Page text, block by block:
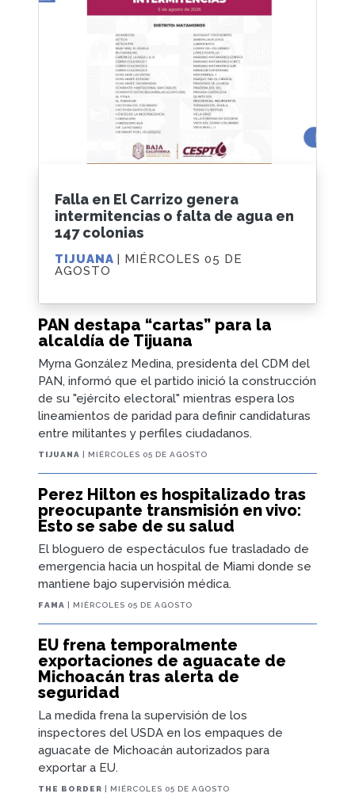
PAN destapa “cartas” para la
alcaldía de Tijuana
Myrna González Medina, presidenta del CDM del
PAN, informó que el partido inició la construcción
de su "ejército electoral" mientras espera los
lineamientos de paridad para definir candidaturas
entre militantes y perfiles ciudadanos.
TIJUANA | MIÉRCOLES 05 DE AGOSTO
Perez Hilton es hospitalizado tras
preocupante transmisión en vivo:
Esto se sabe de su salud
El bloguero de espectáculos fue trasladado de
emergencia hacia un hospital de Miami donde se
mantiene bajo supervisión médica.
FAMA | MIÉRCOLES 05 DE AGOSTO
EU frena temporalmente
exportaciones de aguacate de
Michoacán tras alerta de
seguridad
La medida frena la supervisión de los
inspectores del USDA en los empaques de
aguacate de Michoacán autorizados para
exportar a EU.
THE BORDER | MIÉRCOLES 05 DE AGOSTO
Falla en El Carrizo genera
intermitencias o falta de agua en
147 colonias
TIJUANA | MIÉRCOLES 05 DE
AGOSTO